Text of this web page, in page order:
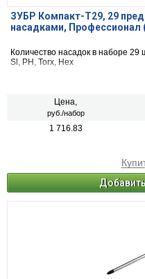
ЗУБР Компакт-Т29, 29
насадками, Профессионал
Количество насадок в наборе
Sl, PH, Torx, Hex
Цена,
руб./набор
1 716.83